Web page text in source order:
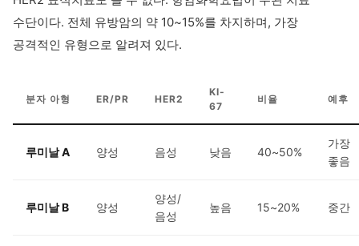
수단이다. 전체 유방암의 약 10~15%를 차지하며, 가장
공격적인 유형으로 알려져 있다.
분자 아형 ER/PR HER2
KI-
67
비율 예후
루미날 A 양성 음성 낮음 40~50%
가장
좋음
루미날 B 양성
양성/
음성
높음 15~20% 중간